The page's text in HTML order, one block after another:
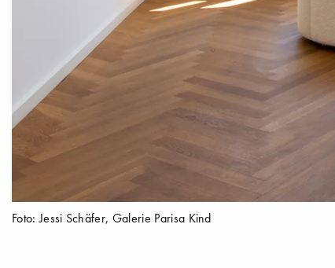
Foto: Jessi Schäfer, Galerie Parisa Kind